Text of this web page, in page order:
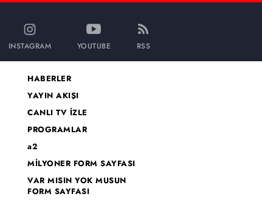
INSTAGRAM YOUTUBE RSS
HABERLER
YAYIN AKIŞI
CANLI TV İZLE
PROGRAMLAR
a2
MİLYONER FORM SAYFASI
VAR MISIN YOK MUSUN
FORM SAYFASI